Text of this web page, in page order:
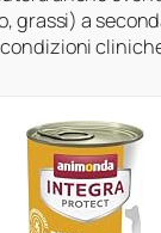
grassi) a